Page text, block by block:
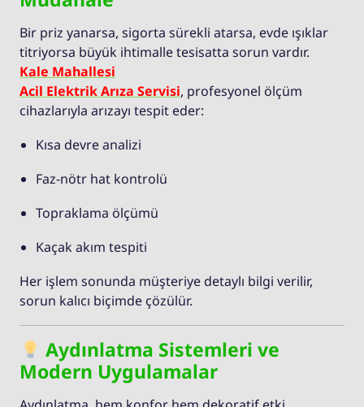
Bir priz yanarsa, sigorta sürekli atarsa, evde ışıklar
titriyorsa büyük ihtimalle tesisatta sorun vardır.
Kale Mahallesi
Acil Elektrik Arıza Servisi, profesyonel ölçüm
cihazlarıyla arızayı tespit eder:
Kısa devre analizi
Faz-nötr hat kontrolü
Topraklama ölçümü
Kaçak akım tespiti
Her işlem sonunda müşteriye detaylı bilgi verilir,
sorun kalıcı biçimde çözülür.
Aydınlatma Sistemleri ve
Modern Uygulamalar